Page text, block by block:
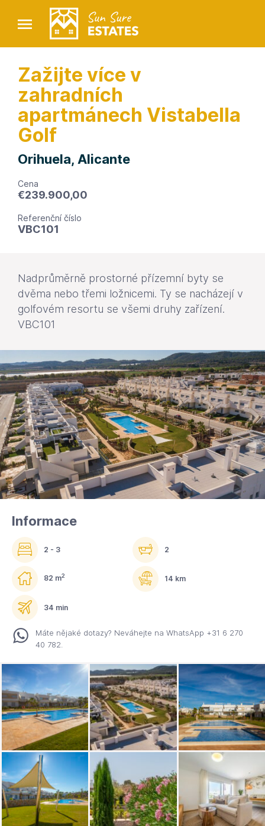
Zažijte více v
zahradních
apartmánech Vistabella
Golf
Orihuela, Alicante
Cena
€239.900,00
Referenční číslo
VBC101
Nadprůměrně prostorné přízemní byty se
dvěma nebo třemi ložnicemi. Ty se nacházejí v
golfovém resortu se všemi druhy zařízení.
VBC101
Informace
2 - 3 2
82 m2 14 km
34 min
Máte nějaké dotazy? Neváhejte na WhatsApp +31 6 270
40 782.